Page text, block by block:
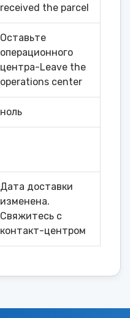
received the parcel
Оставьте
операционного
центра-Leave the
operations center
ноль
Дата доставки
изменена.
Свяжитесь с
контакт-центром